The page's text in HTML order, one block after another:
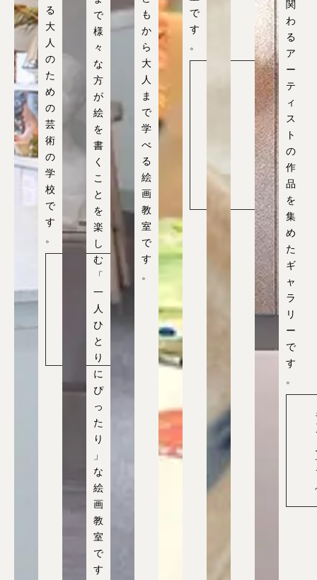
る
大
人
の
た
め
の
芸
術
の
学
校
で
す
。
で
様
々
な
方
が
絵
を
書
く
こ
と
を
楽
し
む
「
一
人
ひ
と
り
に
ぴ
っ
た
り
」
な
絵
画
教
室
で
す
も
か
ら
大
人
ま
で
学
べ
る
絵
画
教
室
で
す
。
で
す
。
イ
へ
関
わ
る
ア
ー
テ
ィ
ス
ト
の
作
品
を
集
め
た
ギ
ャ
ラ
リ
ー
で
す
。